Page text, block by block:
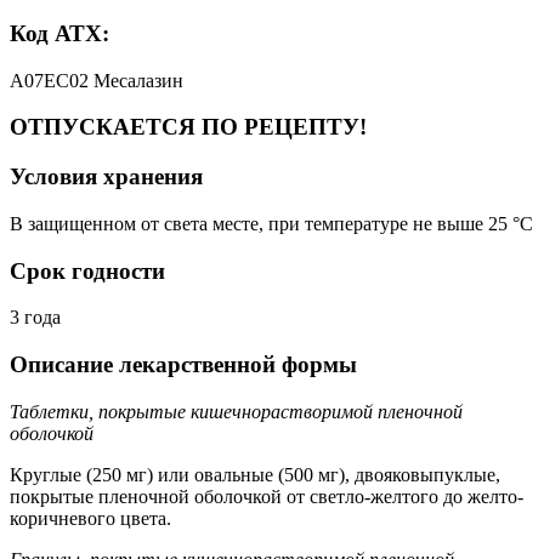
Код АТХ:
A07EC02 Месалазин
ОТПУСКАЕТСЯ ПО РЕЦЕПТУ!
Условия хранения
В защищенном от света месте, при температуре не выше 25 °C
Срок годности
3 года
Описание лекарственной формы
Таблетки, покрытые кишечнорастворимой пленочной
оболочкой
Круглые (250 мг) или овальные (500 мг), двояковыпуклые,
покрытые пленочной оболочкой от светло-желтого до желто-
коричневого цвета.